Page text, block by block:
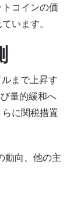
コインの価
います。
まで上昇す
量的緩和へ
に関税措置
動向、他の主